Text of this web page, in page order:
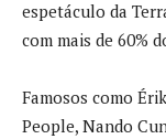
espetáculo da
com mais de 60%
Famosos como
People, Nando